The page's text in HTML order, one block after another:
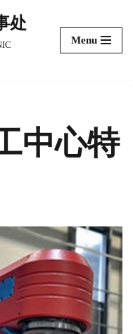
处
Menu
中心特